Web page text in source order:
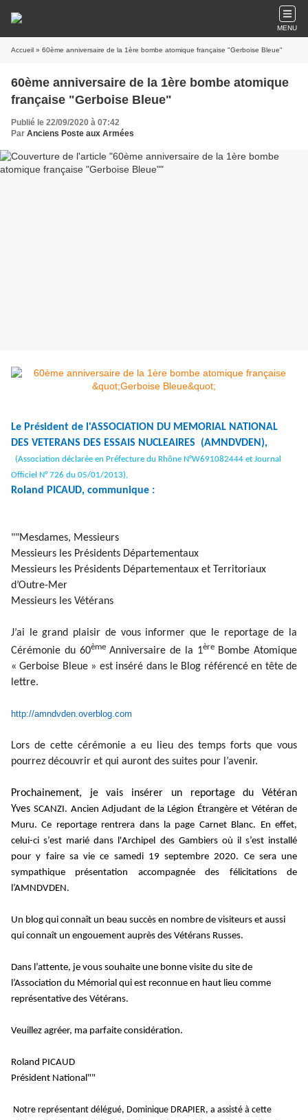
MENU
Accueil » 60ème anniversaire de la 1ère bombe atomique française "Gerboise Bleue"
60ème anniversaire de la 1ère bombe atomique
française "Gerboise Bleue"
Publié le 22/09/2020 à 07:42
Par Anciens Poste aux Armées
Le Président de l'ASSOCIATION DU MEMORIAL NATIONAL
DES VETERANS DES ESSAIS NUCLEAIRES (AMNDVDEN),
(Association déclarée en Préfecture du Rhône N°W691082444 et Journal
Officiel N° 726 du 05/01/2013),
Roland PICAUD, communique :
""Mesdames, Messieurs
Messieurs les Présidents Départementaux
Messieurs les Présidents Départementaux et Territoriaux
d’Outre-Mer
Messieurs les Vétérans
J’ai le grand plaisir de vous informer que le reportage de la
Cérémonie du 60èmeAnniversaire de la 1èreBombe Atomique
« Gerboise Bleue » est inséré dans le Blog référencé en tête de
lettre.
http://amndvden.overblog.com
Lors de cette cérémonie a eu lieu des temps forts que vous
pourrez découvrir et qui auront des suites pour l’avenir.
Prochainement, je vais insérer un reportage du Vétéran
Yves SCANZI. Ancien Adjudant de la Légion Étrangère et Vétéran de
Muru. Ce reportage rentrera dans la page Carnet Blanc. En effet,
celui-ci s’est marié dans l'Archipel des Gambiers où il s’est installé
pour y faire sa vie ce samedi 19 septembre 2020. Ce sera une
sympathique présentation accompagnée des félicitations de
l’AMNDVDEN.
Un blog qui connaît un beau succès en nombre de visiteurs et aussi
qui connaît un engouement auprès des Vétérans Russes.
Dans l’attente, je vous souhaite une bonne visite du site de
l’Association du Mémorial qui est reconnue en haut lieu comme
représentative des Vétérans.
Veuillez agréer, ma parfaite considération.
Roland PICAUD
Président National""
Notre représentant délégué, Dominique DRAPIER, a assisté à cette